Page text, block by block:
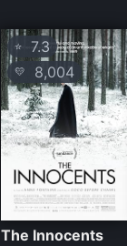
⭐7.3
💛 8,004
The Innocents